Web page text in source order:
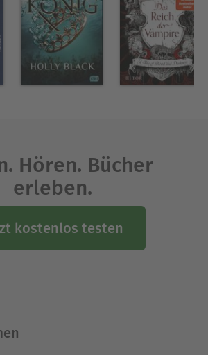
Hören. Bücher
erleben.
kostenlos testen